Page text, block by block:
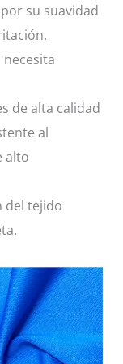
su suavidad
necesita
de alta calidad
al
alto
del tejido